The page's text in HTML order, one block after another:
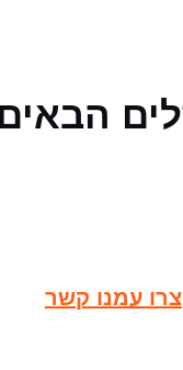
צרו עמנו קשר